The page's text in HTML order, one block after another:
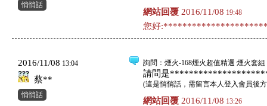
悄悄話
網站回覆 2016/11/08 19:48
您好
2016/11/08 13:04
蔡**
悄悄話
詢問 ：煙火-168煙火超值精選 煙火套
請問是
(這是悄悄話，需留言本人登入會員後
網站回覆 2016/11/08 13:26